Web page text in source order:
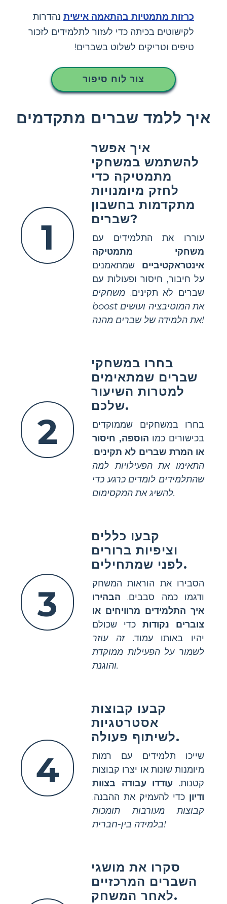
כרזות מתמטיות בהתאמה אישית נהדרות
לקישוטים בכיתה כדי לעזור לתלמידים לזכור
טיפים וטריקים לשלוט בשברים!
צור לוח סיפור
איך ללמד שברים מתקדמים
1
איך אפשר
להשתמש במשחקי
מתמטיקה כדי
לחזק מיומנויות
מתקדמות בחשבון
שברים?
עוררו את התלמידים עם
משחקי מתמטיקה
אינטראקטיביים שמתאמנים
על חיבור, חיסור ופעולות עם
שברים לא תקינים. משחקים
boost את המוטיבציה ועושים
את הלמידה של שברים מהנה!
2
בחרו במשחקי
שברים שמתאימים
למטרות השיעור
שלכם.
בחרו במשחקים שממוקדים
בכישורים כמו הוספה, חיסור
או המרת שברים לא תקינים.
התאימו את הפעילויות למה
שהתלמידים לומדים כרגע כדי
להשיג את המקסימום.
3
קבעו כללים
וציפיות ברורים
לפני שמתחילים.
הסבירו את הוראות המשחק
ודגמו כמה סבבים. הבהירו
איך התלמידים מרוויחים או
צוברים נקודות כדי שכולם
יהיו באותו עמוד.זה עוזר
לשמור על הפעילות ממוקדת
והוגנת.
4
קבעו קבוצות
אסטרטגיות
לשיתוף פעולה.
שייכו תלמידים עם רמות
מיומנות שונות או יצרו קבוצות
קטנות. עודדו עבודה בצוות
ודיון כדי להעמיק את ההבנה.
קבוצות מעורבות תומכות
בלמידה בין-חברית!
סקרו את מושגי
השברים המרכזיים
לאחר המשחק.